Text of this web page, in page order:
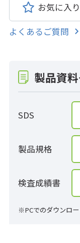
お気に入
よくあるご質問
製品資
SDS
製品規格
検査成績書
※PCでのダウンロー